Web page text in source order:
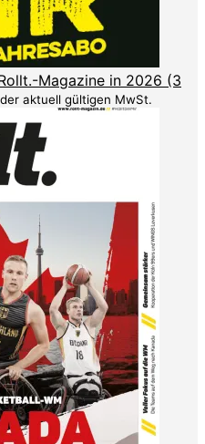
Magazine in 2026 (3
aktuell gültigen MwSt.